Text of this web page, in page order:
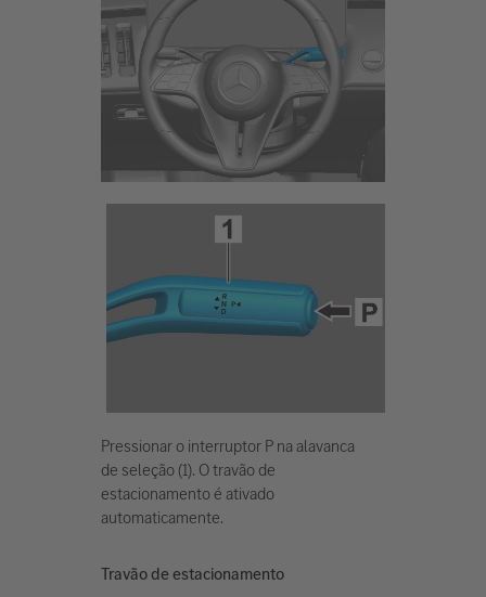
Pressionar o interruptor P na alavanca
de seleção (1). O travão de
estacionamento é ativado
automaticamente.
Travão de estacionamento